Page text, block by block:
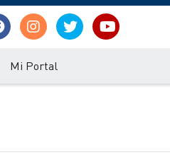
Mi Portal